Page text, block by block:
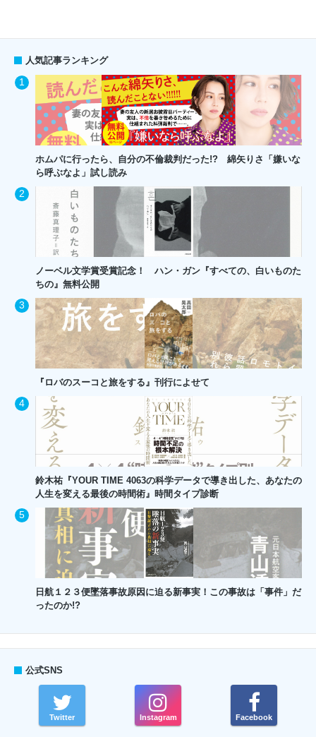
人気記事ランキング
ホムパに行ったら、自分の不倫裁判だった!? 綿矢りさ「嫌いな
ら呼ぶなよ」試し読み
ノーベル文学賞受賞記念！ ハン・ガン『すべての、白いものた
ちの』無料公開
『ロバのスーコと旅をする』刊行によせて
鈴木祐『YOUR TIME 4063の科学データで導き出した、あなたの
人生を変える最後の時間術』時間タイプ診断
日航１２３便墜落事故原因に迫る新事実！この事故は「事件」だ
ったのか!?
公式SNS
Twitter Instagram Facebook